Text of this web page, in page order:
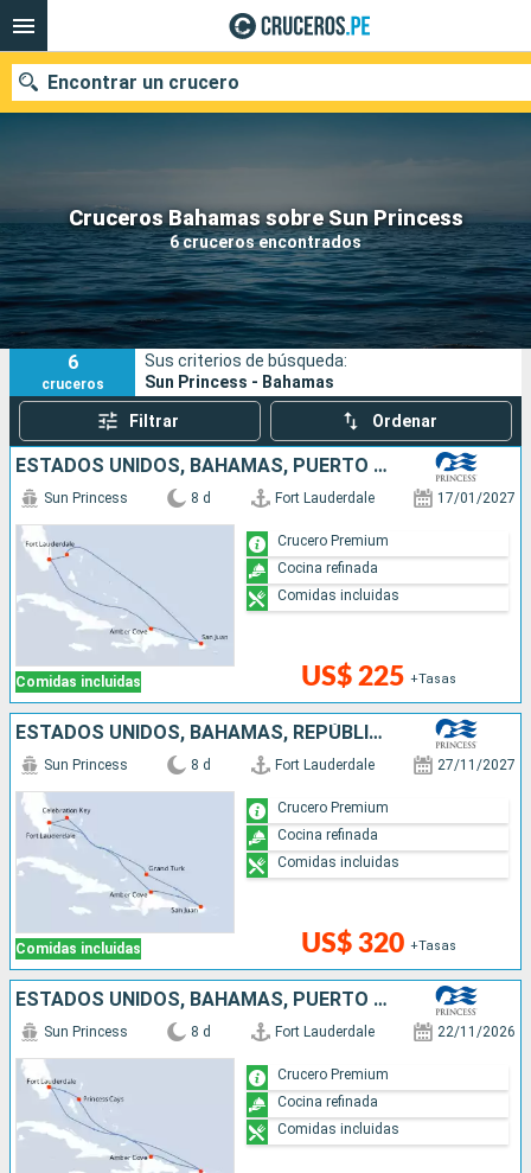
Cruceros Bahamas sobre Sun Princess
6 cruceros encontrados
Encontrar un crucero
Nuestros destinos
Fecha de salida
Puertos Compañías
Buscar
6
cruceros
Sus criterios de búsqueda:
Sun Princess - Bahamas
Filtrar Ordenar
ESTADOS UNIDOS, BAHAMAS, PUERTO RICO, REPÚBLICA DOMINICANA
Comidas incluidas
Sun Princess 8 d Fort Lauderdale 17/01/2027
US$ 225 +Tasas
Crucero Premium
Cocina refinada
Comidas incluidas
ESTADOS UNIDOS, BAHAMAS, REPÚBLICA DOMINICANA, PUERTO RICO
Comidas incluidas
Sun Princess 8 d Fort Lauderdale 27/11/2027
US$ 320 +Tasas
Crucero Premium
Cocina refinada
Comidas incluidas
ESTADOS UNIDOS, BAHAMAS, PUERTO RICO, REPÚBLICA DOMINICANA
Sun Princess 8 d Fort Lauderdale 22/11/2026
Crucero Premium
Cocina refinada
Comidas incluidas